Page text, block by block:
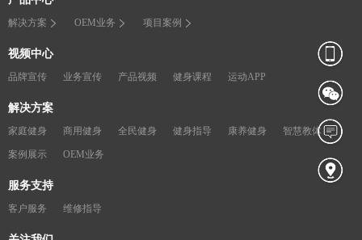
解决方案 OEM业务 项目案例
视频中心
品牌宣传 业务宣传 产品视频 健身课程 运动APP
解决方案
家庭健身 商用健身 全民健身 健身指导 康养健身 智慧教体
案例展示 OEM业务
服务支持
客户服务 维修指导